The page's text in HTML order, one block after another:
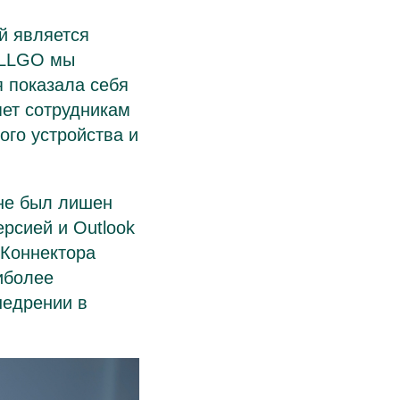
является
мы
себя
сотрудникам
устройства и
был лишен
и Outlook
в